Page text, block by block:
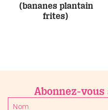
(bananes plantain
frites)
Abonnez-